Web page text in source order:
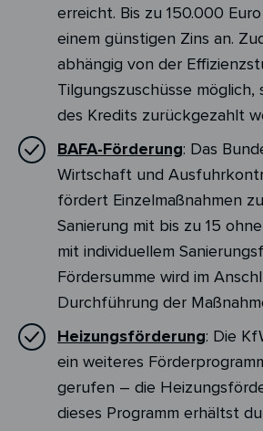
erreicht. Bis zu 150.000
einem günstigen Zins an.
abhängig von der
Tilgungszuschüsse möglich,
des Kredits zurückgezahlt
BAFA-Förderung: Das
Wirtschaft und
fördert Einzelmaßnahmen
Sanierung mit bis zu 15
mit individuellem
Fördersumme wird im
Durchführung der
Heizungsförderung: Die
ein weiteres
gerufen – die
dieses Programm erhältst